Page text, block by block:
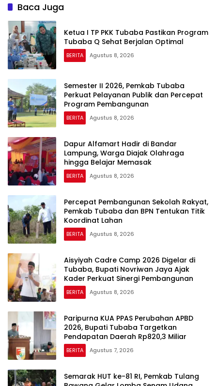
Baca Juga
Ketua I TP PKK Tubaba Pastikan Program
Tubaba Q Sehat Berjalan Optimal
BERITA Agustus 8, 2026
Semester II 2026, Pemkab Tubaba
Perkuat Pelayanan Publik dan Percepat
Program Pembangunan
BERITA Agustus 8, 2026
Dapur Alfamart Hadir di Bandar
Lampung, Warga Diajak Olahraga
hingga Belajar Memasak
BERITA Agustus 8, 2026
Percepat Pembangunan Sekolah Rakyat,
Pemkab Tubaba dan BPN Tentukan Titik
Koordinat Lahan
BERITA Agustus 8, 2026
Aisyiyah Cadre Camp 2026 Digelar di
Tubaba, Bupati Novriwan Jaya Ajak
Kader Perkuat Sinergi Pembangunan
BERITA Agustus 8, 2026
Paripurna KUA PPAS Perubahan APBD
2026, Bupati Tubaba Targetkan
Pendapatan Daerah Rp820,3 Miliar
BERITA Agustus 7, 2026
Semarak HUT ke-81 RI, Pemkab Tulang